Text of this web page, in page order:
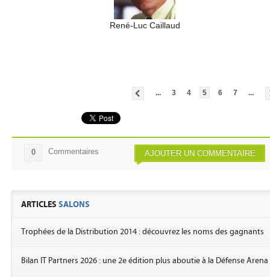
René-Luc Caillaud
... 3 4 5 6 7 ...
AJOUTER UN COMMENTAIRE
0 Commentaires
ARTICLES SALONS
Trophées de la Distribution 2014 : découvrez les noms des gagnants
Bilan IT Partners 2026 : une 2e édition plus aboutie à la Défense Arena